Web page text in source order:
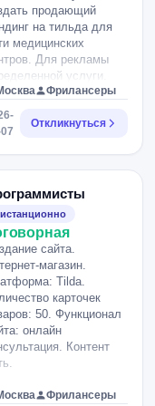
эстетика,
фотографии,
типографика,
воздуха. Без
шаблонов. Будет
опыт создания
для мебели,
домов или
20–25 тыс. ?.
отклике, пожалуйста,
3–5 лучших
которыми
продающий
на тильда для
медицинских
Для рекламы
услуги.
нужно делать из
шаблонов
ZERO.
Фрилансеры
Откликнуться
сайта.
магазин.
Tilda.
карточек
50. Функционал
онлайн
Контент
Фрилансеры